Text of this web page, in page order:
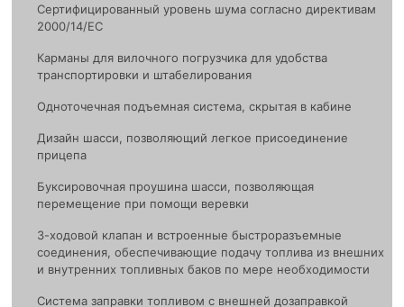
Сертифицированный уровень шума согласно директивам
2000/14/EC
Карманы для вилочного погрузчика для удобства
транспортировки и штабелирования
Одноточечная подъемная система, скрытая в кабине
Дизайн шасси, позволяющий легкое присоединение
прицепа
Буксировочная проушина шасси, позволяющая
перемещение при помощи веревки
3-ходовой клапан и встроенные быстроразъемные
соединения, обеспечивающие подачу топлива из внешних
и внутренних топливных баков по мере необходимости
Система заправки топливом с внешней дозаправкой